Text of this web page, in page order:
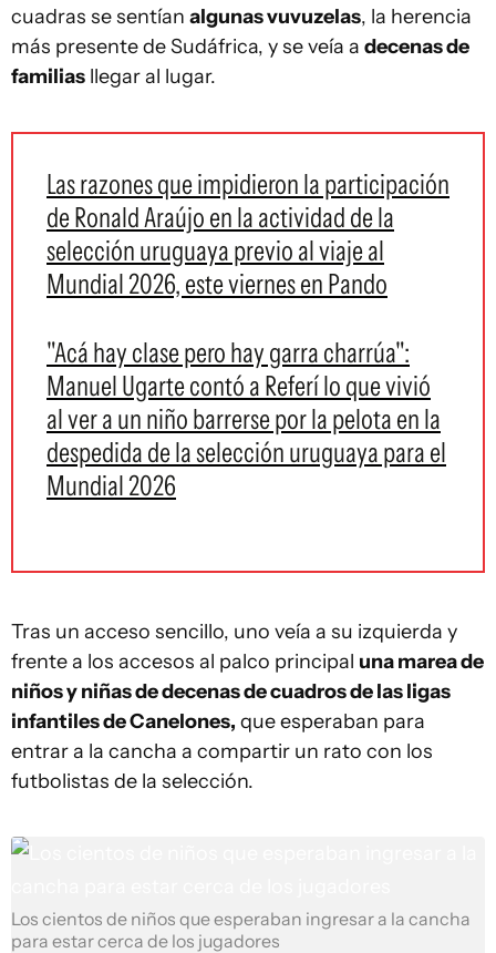
cuadras se sentían algunas vuvuzelas, la herencia
más presente de Sudáfrica, y se veía a decenas de
familias llegar al lugar.
Las razones que impidieron la participación
de Ronald Araújo en la actividad de la
selección uruguaya previo al viaje al
Mundial 2026, este viernes en Pando
"Acá hay clase pero hay garra charrúa":
Manuel Ugarte contó a Referí lo que vivió
al ver a un niño barrerse por la pelota en la
despedida de la selección uruguaya para el
Mundial 2026
Tras un acceso sencillo, uno veía a su izquierda y
frente a los accesos al palco principal una marea de
niños y niñas de decenas de cuadros de las ligas
infantiles de Canelones, que esperaban para
entrar a la cancha a compartir un rato con los
futbolistas de la selección.
Los cientos de niños que esperaban ingresar a la cancha
para estar cerca de los jugadores